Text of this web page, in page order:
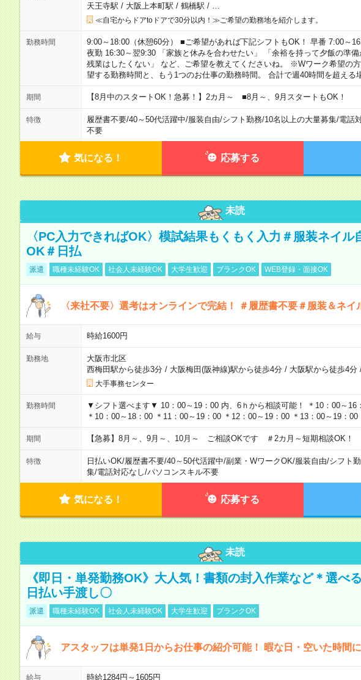
天王寺駅 / 大阪上本町駅 / 鶴橋駅 /
≪自宅からドアtoドアで30分以内！≫ご希望の勤務地を紹介します。
勤務時間
9:00～18:00（休憩60分） ■ご希望があれば下記シフトもOK！ 早番 7:00～
夜勤 16:30～翌9:30 「家族と休みを合わせたい」 「余裕を持って夕飯の準
残業はしたくない」 など、ご希望を教えてくださいね。 ※Wワーク希望の
望する勤務時間と、もう1つのお仕事の勤務時間。 合計で週40時間を超える
期間 【8月中のスタートOK！急募！】2カ月～ ■8月～、9月スタートもOK！
特徴 履歴書不要/40～50代活躍中/服装自由/シフト勤務/10名以上の大量募集/電話
不要
気になる！ 応募する
未読
〈PC入力できればOK〉模試結果もくもく入力＃服装ネイル
OK＃日払
派遣 職種未経験OK 社会人未経験OK 大学生歓迎 ブランクOK WEB登録・面接OK
〈来社不要〉選考はオンラインで完結！ ＃履歴書不要＃服装＆ネイ
給与 時給1600円
勤務地
大阪市北区
西梅田駅から徒歩3分/ 大阪梅田(阪神線)駅から徒歩4分/ 大阪駅から徒歩4分
大手事務センター
勤務時間
▼シフト選べます▼ 10：00～19：00 内、6ｈから相談可能！ ＊10：00～16
＊10：00～18：00 ＊11：00～19：00 ＊12：00～19：00 ＊13：00～19：00
期間 【急募】8月～、9月～、10月～ ご相談OKです ＃2カ月～短期相談OK！
特徴 日払いOK/履歴書不要/40～50代活躍中/副業・WワークOK/服装自由/シフト
集/電話対応なし/パソコンスキル不要
気になる！ 応募する
未読
《即日・単発勤務OK》大人気！書類の封入作業など＊選べ
日払い手渡し〇
派遣 職種未経験OK 社会人未経験OK 大学生歓迎 ブランクOK
アスタッフは単発1日からお仕事の紹介可能！ 暇な日・空いた時間
給与 時給1284円～1605円